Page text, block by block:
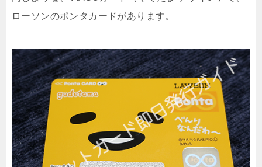
ローソンのポンタカードがあります。